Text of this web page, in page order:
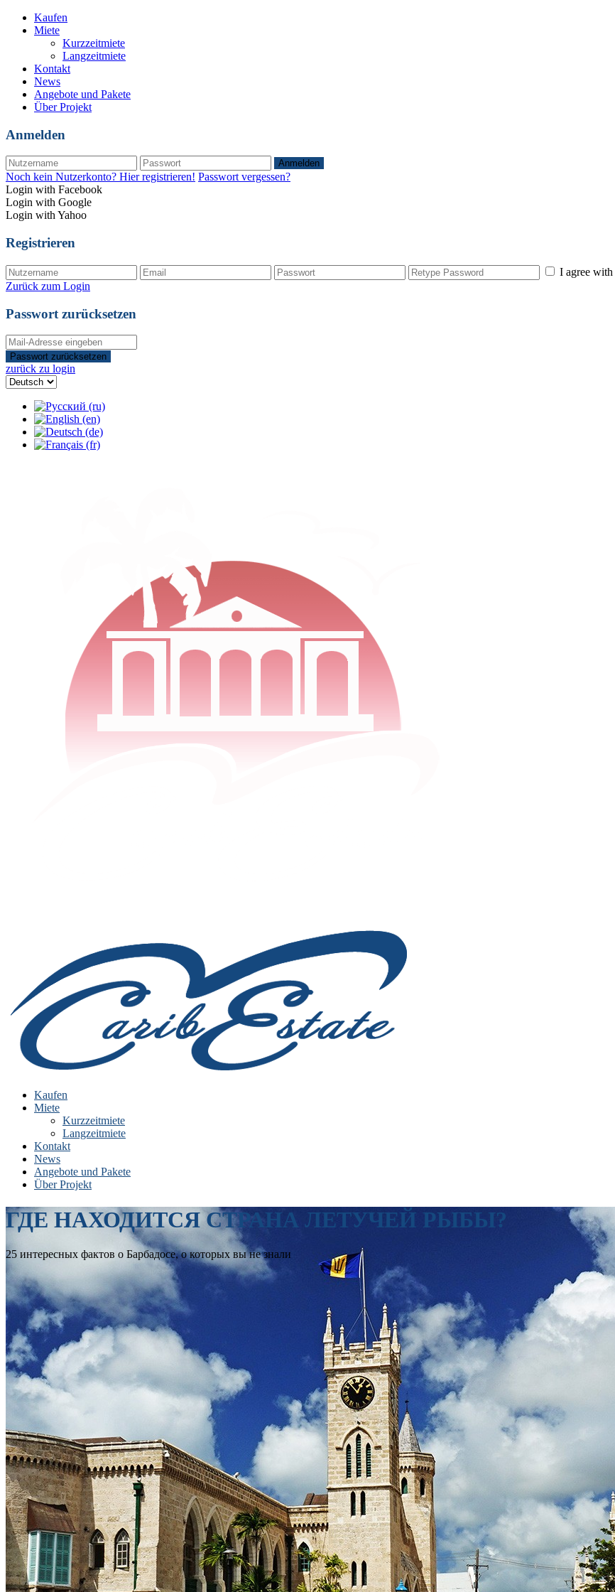
Kaufen
Miete
Kurzzeitmiete
Langzeitmiete
Kontakt
News
Angebote und Pakete
Über Projekt
Anmelden
Anmelden
Noch kein Nutzerkonto? Hier registrieren! Passwort vergessen?
Login with Facebook
Login with Google
Login with Yahoo
Registrieren
I agree with
Zurück zum Login
Passwort zurücksetzen
Passwort zurücksetzen
zurück zu login
Kaufen
Miete
Kurzzeitmiete
Langzeitmiete
Kontakt
News
Angebote und Pakete
Über Projekt
ГДЕ НАХОДИТСЯ СТРАНА ЛЕТУЧЕЙ РЫБЫ?
25 интересных фактов о Барбадосе, о которых вы не знали